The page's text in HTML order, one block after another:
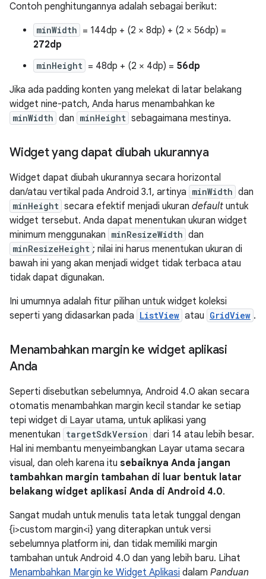
Contoh penghitungannya adalah sebagai berikut:
minWidth = 144dp + (2 × 8dp) + (2 × 56dp) =
272dp
minHeight = 48dp + (2 × 4dp) = 56dp
Jika ada padding konten yang melekat di latar belakang
widget nine-patch, Anda harus menambahkan ke
minWidth dan minHeight sebagaimana mestinya.
Widget yang dapat diubah ukurannya
Widget dapat diubah ukurannya secara horizontal
dan/atau vertikal pada Android 3.1, artinya minWidth dan
minHeight secara efektif menjadi ukuran default untuk
widget tersebut. Anda dapat menentukan ukuran widget
minimum menggunakan minResizeWidth dan
minResizeHeight ; nilai ini harus menentukan ukuran di
bawah ini yang akan menjadi widget tidak terbaca atau
tidak dapat digunakan.
Ini umumnya adalah fitur pilihan untuk widget koleksi
seperti yang didasarkan pada ListView atau GridView .
Menambahkan margin ke widget aplikasi
Anda
Seperti disebutkan sebelumnya, Android 4.0 akan secara
otomatis menambahkan margin kecil standar ke setiap
tepi widget di Layar utama, untuk aplikasi yang
menentukan targetSdkVersion dari 14 atau lebih besar.
Hal ini membantu menyeimbangkan Layar utama secara
visual, dan oleh karena itu sebaiknya Anda jangan
tambahkan margin tambahan di luar bentuk latar
belakang widget aplikasi Anda di Android 4.0.
Sangat mudah untuk menulis tata letak tunggal dengan
{i>custom margin<i} yang diterapkan untuk versi
sebelumnya platform ini, dan tidak memiliki margin
tambahan untuk Android 4.0 dan yang lebih baru. Lihat
Menambahkan Margin ke Widget Aplikasi dalam Panduan